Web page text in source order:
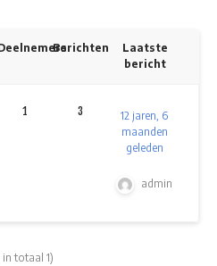
Berichten
Laatste
bericht
1 3
12 jaren, 6
maanden
geleden
admin
in totaal 1)